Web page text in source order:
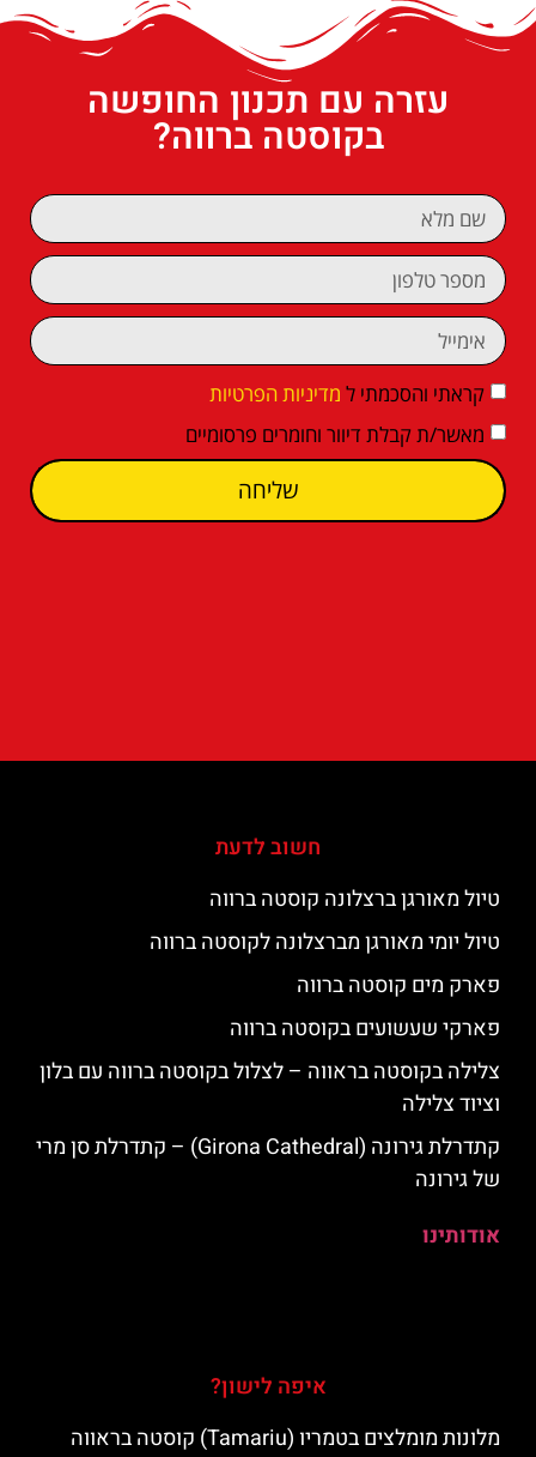
עזרה עם תכנון החופשה
בקוסטה ברווה?
קראתי והסכמתי ל מדיניות הפרטיות
מאשר/ת קבלת דיוור וחומרים פרסומיים
שליחה
חשוב לדעת
טיול מאורגן ברצלונה קוסטה ברווה
טיול יומי מאורגן מברצלונה לקוסטה ברווה
פארק מים קוסטה ברווה
פארקי שעשועים בקוסטה ברווה
צלילה בקוסטה בראווה – לצלול בקוסטה ברווה עם בלון
וציוד צלילה
קתדרלת גירונה (Girona Cathedral) – קתדרלת סן מרי
של גירונה
אודותינו
איפה לישון?
מלונות מומלצים בטמריו (Tamariu) קוסטה בראווה